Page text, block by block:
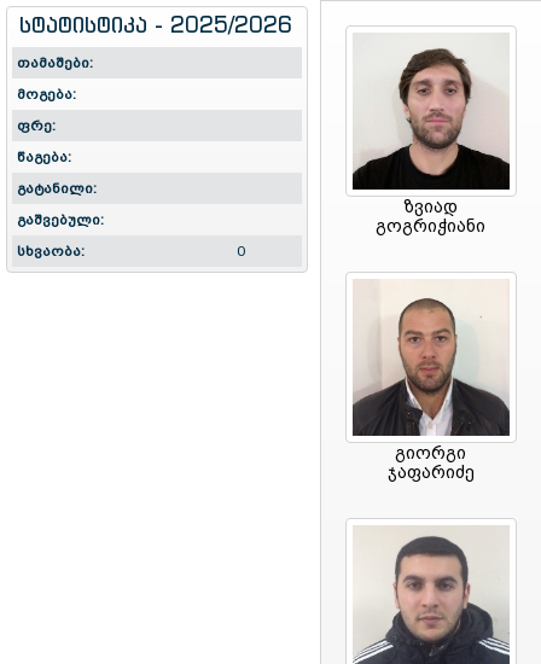
სტატისტიკა - 2025/2026
თამაშები:
მოგება:
ფრე:
წაგება:
გატანილი:
გაშვებული:
სხვაობა:
0
ზვიად
გოგრიჭიანი
გიორგი
ჯაფარიძე